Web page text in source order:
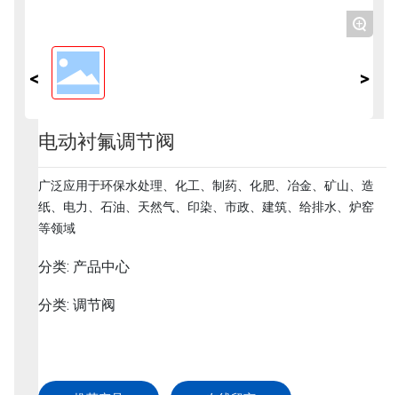
+
电动衬氟调节阀
广泛应用于环保水处理、化工、制药、化肥、冶金、矿山、造
纸、电力、石油、天然气、印染、市政、建筑、给排水、炉窑
等领域
分类: 产品中心
分类: 调节阀